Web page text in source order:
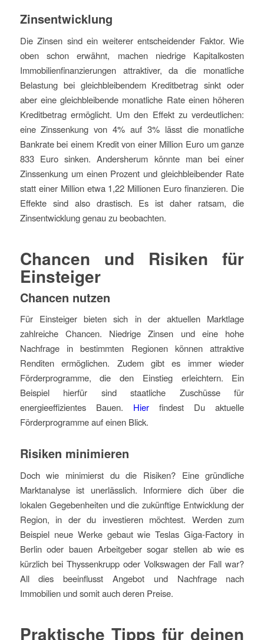
Zinsentwicklung
Die Zinsen sind ein weiterer entscheidender Faktor. Wie
oben schon erwähnt, machen niedrige Kapitalkosten
Immobilienfinanzierungen attraktiver, da die monatliche
Belastung bei gleichbleibendem Kreditbetrag sinkt oder
aber eine gleichbleibende monatliche Rate einen höheren
Kreditbetrag ermöglicht. Um den Effekt zu verdeutlichen:
eine Zinssenkung von 4% auf 3% lässt die monatliche
Bankrate bei einem Kredit von einer Million Euro um ganze
833 Euro sinken. Andersherum könnte man bei einer
Zinssenkung um einen Prozent und gleichbleibender Rate
statt einer Million etwa 1,22 Millionen Euro finanzieren. Die
Effekte sind also drastisch. Es ist daher ratsam, die
Zinsentwicklung genau zu beobachten.
Chancen und Risiken für
Einsteiger
Chancen nutzen
Für Einsteiger bieten sich in der aktuellen Marktlage
zahlreiche Chancen. Niedrige Zinsen und eine hohe
Nachfrage in bestimmten Regionen können attraktive
Renditen ermöglichen. Zudem gibt es immer wieder
Förderprogramme, die den Einstieg erleichtern. Ein
Beispiel hierfür sind staatliche Zuschüsse für
energieeffizientes Bauen. Hierfindest Du aktuelle
Förderprogramme auf einen Blick.
Risiken minimieren
Doch wie minimierst du die Risiken? Eine gründliche
Marktanalyse ist unerlässlich. Informiere dich über die
lokalen Gegebenheiten und die zukünftige Entwicklung der
Region, in der du investieren möchtest. Werden zum
Beispiel neue Werke gebaut wie Teslas Giga-Factory in
Berlin oder bauen Arbeitgeber sogar stellen ab wie es
kürzlich bei Thyssenkrupp oder Volkswagen der Fall war?
All dies beeinflusst Angebot und Nachfrage nach
Immobilien und somit auch deren Preise.
Praktische Tipps für deinen